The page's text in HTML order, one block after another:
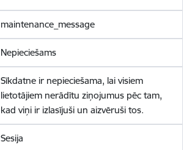
maintenance_message
Nepieciešams
Sīkdatne ir nepieciešama, lai visiem
lietotājiem nerādītu ziņojumus pēc tam,
kad viņi ir izlasījuši un aizvēruši tos.
Sesija